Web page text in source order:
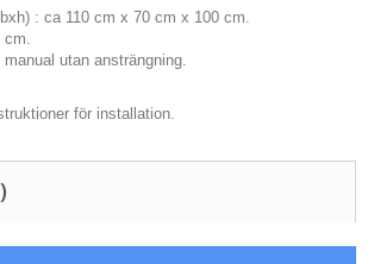
: ca 110 cm x 70 cm x 100 cm.
cm.
utan ansträngning.
för installation.